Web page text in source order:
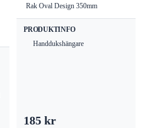
Rak Oval Design 350mm
PRODUKTINFO
Handdukshängare
185 kr